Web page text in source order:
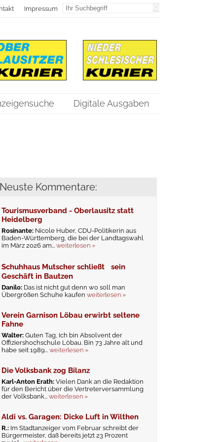
Impressum
Digitale Ausgaben
Neuste Kommentare:
Tourismusverband - Oberlausitz statt
Heidelberg
Rosinante: Nicole Huber, CDU-Politikerin aus
Baden-Württemberg, die bei der Landtagswahl
im März 2026 am...weiterlesen »
Schuhhaus Mutscher schließt sein
Geschäft in Bautzen
Danilo: Das ist nicht gut denn wo soll man
Übergrößen Schuhe kaufenweiterlesen »
Verein Garnison Löbau erwirbt seltene
Fahne
Walter:Guten Tag, Ich bin Absolvent der
Offiziershochschule Löbau. Bin 73 Jahre alt und
habe seit 1989...weiterlesen »
Die Volksbank zog Bilanz
Karl-Anton Erath:Vielen Dank an die Redaktion
für den Bericht über die Vertreterversammlung
der Volksbank...weiterlesen »
Aldi vs. Garagen: Dicke Luft in Wilthen
R.: Im Stadtanzeiger vom Februar schreibt der
Bürgermeister, daß bereits jetzt 23 Prozent